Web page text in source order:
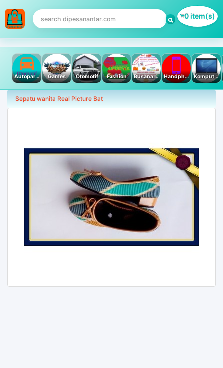
0 item(s)
Autoparts Games Otomotif Fashion Busana Muslim Handphone & Tablet Komputer PC & Laptop
Sepatu wanita Real Picture Bat